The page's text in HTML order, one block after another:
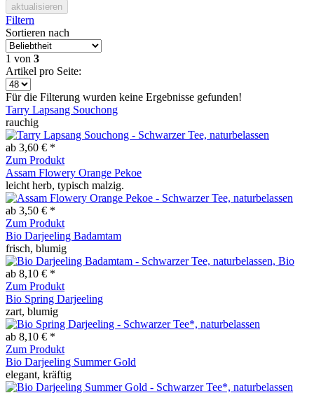
aktualisieren
Filtern
Sortieren nach
1 von 3
Artikel pro Seite:
Für die Filterung wurden keine Ergebnisse gefunden!
Tarry Lapsang Souchong
rauchig
ab 3,60 € *
Zum Produkt
Assam Flowery Orange Pekoe
leicht herb, typisch malzig.
ab 3,50 € *
Zum Produkt
Bio Darjeeling Badamtam
frisch, blumig
ab 8,10 € *
Zum Produkt
Bio Spring Darjeeling
zart, blumig
ab 8,10 € *
Zum Produkt
Bio Darjeeling Summer Gold
elegant, kräftig